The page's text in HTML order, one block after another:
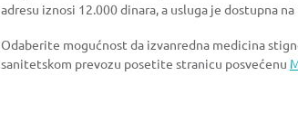
adresu iznosi 12.000 dinara, a usluga je dostupna
Odaberite mogućnost da izvanredna medicina
sanitetskom prevozu posetite stranicu posvećenu